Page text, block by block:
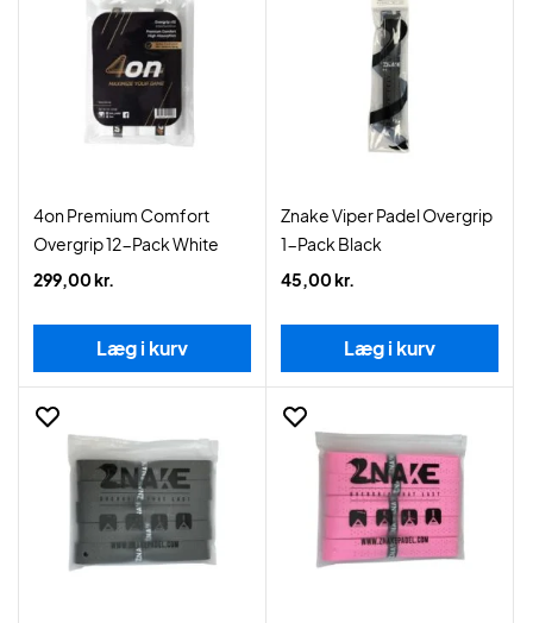
4on Premium Comfort
Overgrip 12-Pack White
299,00 kr.
Læg i kurv
Znake Viper Padel Overgrip
1-Pack Black
45,00 kr.
Læg i kurv